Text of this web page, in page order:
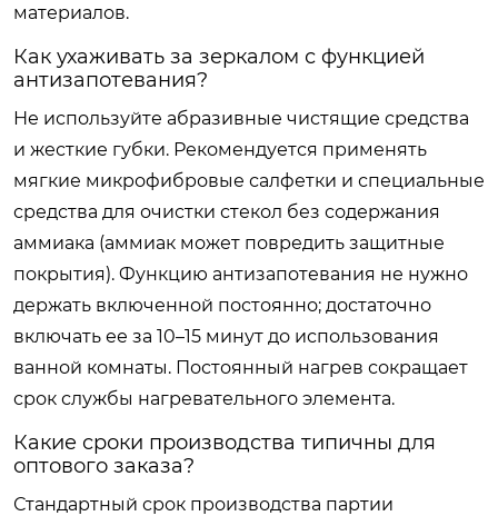
материалов.
Как ухаживать за зеркалом с функцией
антизапотевания?
Не используйте абразивные чистящие средства
и жесткие губки. Рекомендуется применять
мягкие микрофибровые салфетки и специальные
средства для очистки стекол без содержания
аммиака (аммиак может повредить защитные
покрытия). Функцию антизапотевания не нужно
держать включенной постоянно; достаточно
включать ее за 10–15 минут до использования
ванной комнаты. Постоянный нагрев сокращает
срок службы нагревательного элемента.
Какие сроки производства типичны для
оптового заказа?
Стандартный срок производства партии